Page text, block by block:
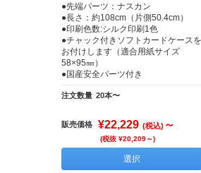
●先端パーツ：ナスカン
●長さ：約108cm（片側50.4cm）
●印刷色数:シルク印刷1色
●チャック付きソフトカードケースを
お付けします（適合用紙サイズ
58×95㎜）
●国産安全パーツ付き
注文数量 20本〜
販売価格 ¥22,229 (税込) ～
(税抜 ¥20,209～)
選択